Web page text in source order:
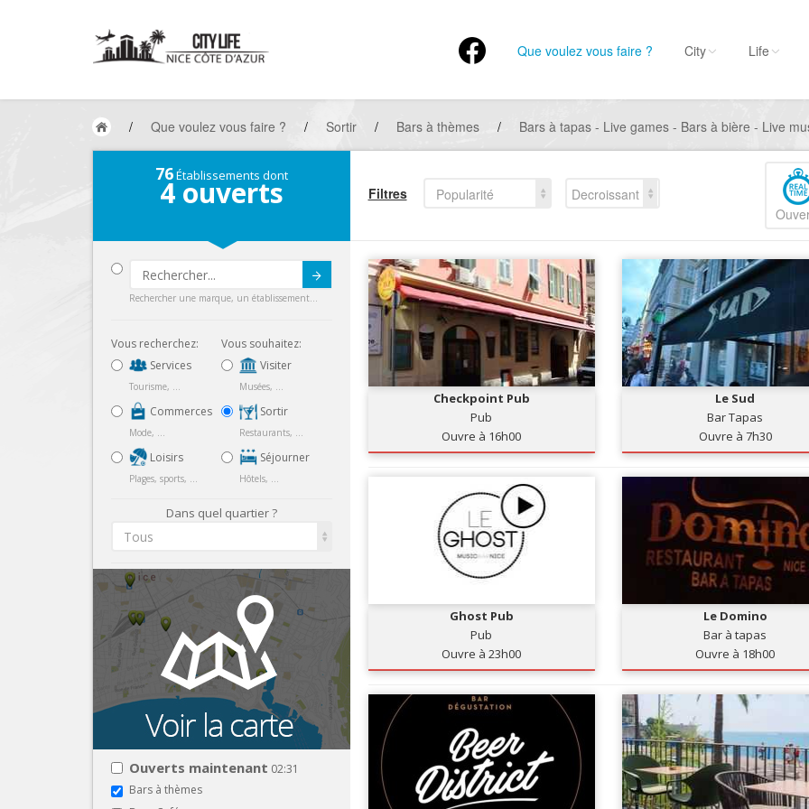
Que voulez vous faire ? City Life
/ Que voulez vous faire ? / Sortir / Bars à thèmes / Bars à tapas - Live games - Bars à bière - Live
76Établissements dont
4ouverts
Rechercher une marque, un établissement...
Vous recherchez:
Services
Tourisme, ...
Commerces
Mode, ...
Loisirs
Plages, sports, ...
Vous souhaitez:
Visiter
Musées, ...
Sortir
Restaurants, ...
Séjourner
Hôtels, ...
Dans quel quartier ?
Tous
Ouverts maintenant 02:31
Bars à thèmes
Filtres Popularité
Decroissant
Checkpoint Pub
Pub
Ouvre à 16h00
Le Sud
Bar Tapas
Ouvre à 7h30
Ghost Pub
Pub
Ouvre à 23h00
Le Domino
Bar à tapas
Ouvre à 18h00